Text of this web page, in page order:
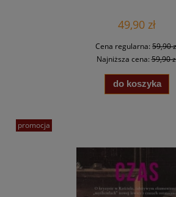
49,90 zł
Cena regularna: 59,90
Najniższa cena:59,90
do koszyka
promocja